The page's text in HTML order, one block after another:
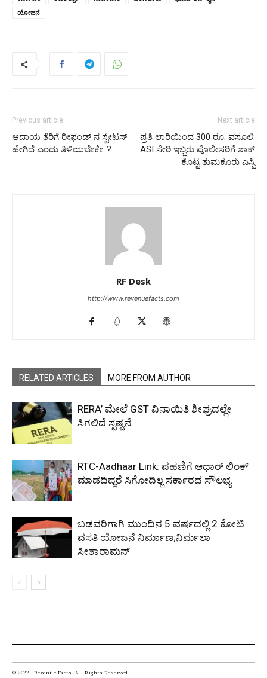
ಯೋಜನೆ
Previous article
ಆದಾಯ ತೆರಿಗೆ ರೀಫಂಡ್ ನ ಸ್ಟೇಟಸ್
ಹೇಗಿದೆ ಎಂದು ತಿಳಿಯಬೇಕೇ..?
Next article
ಪ್ರತಿ ಲಾರಿಯಿಂದ 300 ರೂ. ವಸೂಲಿ:
ASI ಸೇರಿ ಇಬ್ಬರು ಪೊಲೀಸರಿಗೆ ಶಾಕ್​
ಕೊಟ್ಟ ತುಮಕೂರು ಎಸ್ಪಿ
RF Desk
http://www.revenuefacts.com
RELATED ARTICLES MORE FROM AUTHOR
RERA’ ಮೇಲೆ GST ವಿನಾಯಿತಿ ಶೀಘ್ರದಲ್ಲೇ
ಸಿಗಲಿದೆ ಸ್ಪಷ್ಟನೆ
RTC-Aadhaar Link: ಪಹಣಿಗೆ ಆಧಾರ್ ಲಿಂಕ್
ಮಾಡದಿದ್ದರೆ ಸಿಗೋದಿಲ್ಲ ಸರ್ಕಾರದ ಸೌಲಭ್ಯ
ಬಡವರಿಗಾಗಿ ಮುಂದಿನ 5 ವರ್ಷದಲ್ಲಿ 2 ಕೋಟಿ
ವಸತಿ ಯೋಜನೆ ನಿರ್ಮಾಣ;ನಿರ್ಮಲಾ
ಸೀತಾರಾಮನ್
© 2022 - Revenue Facts. All Rights Reserved.